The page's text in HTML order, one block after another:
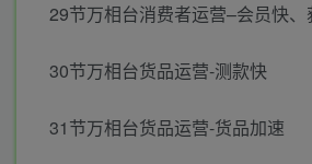
29节万相台消费者运营–会员快、
30节万相台货品运营-测款快
31节万相台货品运营-货品加速